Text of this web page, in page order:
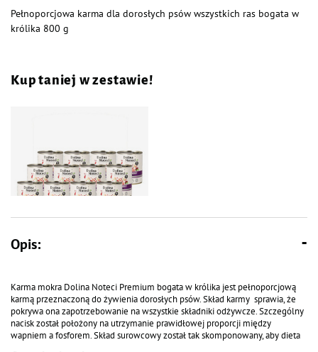
Pełnoporcjowa karma dla dorosłych psów wszystkich ras bogata w
królika 800 g
Kup taniej w zestawie!
zestaw 12 x 800 g EDYCJA
LIMITOWANA
Opis:
Karma mokra Dolina Noteci Premium bogata w królika jest pełnoporcjową
karmą przeznaczoną do żywienia dorosłych psów. Skład karmy sprawia, że
pokrywa ona zapotrzebowanie na wszystkie składniki odżywcze. Szczególny
nacisk został położony na utrzymanie prawidłowej proporcji między
wapniem a fosforem. Skład surowcowy został tak skomponowany, aby dieta